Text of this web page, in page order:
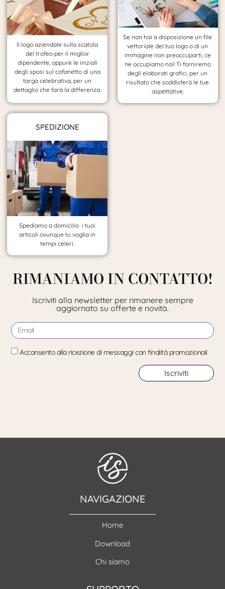
Il logo aziendale sulla scatola
del trofeo per il miglior
dipendente, oppure le iniziali
degli sposi sul cofanetto di una
targa celebrativa, per un
dettaglio che farà la differenza.
Se non hai a disposizione un file
vettoriale del tuo logo o di un
immagine non preoccuparti, ce
ne occupiamo noi! Ti forniremo
degli elaborati grafici, per un
risultato che soddisferà le tue
aspettative.
SPEDIZIONE
Spediamo a domicilio i tuoi
articoli ovunque tu voglia in
tempi celeri.
RIMANIAMO IN CONTATTO!
Iscriviti alla newsletter per rimanere sempre
aggiornato su offerte e novità.
Acconsento alla ricezione di messaggi con finalità promozionali
Iscriviti
NAVIGAZIONE
Home
Download
Chi siamo